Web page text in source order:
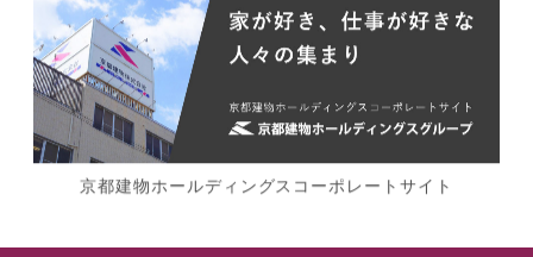
京都建物ホールディングスコーポレートサイト